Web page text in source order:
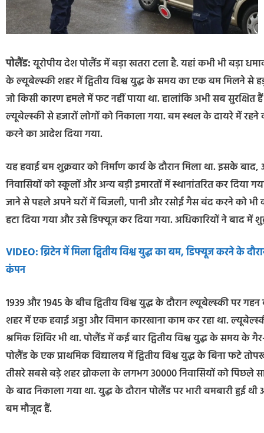
पोलैंड:यूरोपीय देश पोलैंड में बड़ा खतरा टला है. यहां कभी भी बड़ा
के ल्यूबेल्स्की शहर में द्वितीय विश्व युद्ध के समय का एक बम मिलने से
जो किसी कारण हमले में फट नहीं पाया था. हालांकि अभी सब
ल्यूबेल्स्की से हजारों लोगों को निकाला गया. बम स्थल के दायरे में
करने का आदेश दिया गया.
यह हवाई बम शुक्रवार को निर्माण कार्य के दौरान मिला था. इसके
निवासियों को स्कूलों और अन्य बड़ी इमारतों में स्थानांतरित कर दिया
जाने से पहले अपने घरों में बिजली, पानी और रसोई गैस बंद करने को
हटा दिया गया और उसे डिफ्यूज कर दिया गया. अधिकारियों ने बाद में
VIDEO: ब्रिटेन में मिला द्वितीय विश्व युद्ध का बम, डिफ्यूज करने
कंपन
1939 और 1945 के बीच द्वितीय विश्व युद्ध के दौरान ल्यूबेल्स्की पर
शहर में एक हवाई अड्डा और विमान कारखाना काम कर रहा था.
श्रमिक शिविर भी था. पोलैंड में कई बार द्वितीय विश्व युद्ध के समय के
पोलैंड के एक प्राथमिक विद्यालय में द्वितीय विश्व युद्ध के बिना फटे
तीसरे सबसे बड़े शहर व्रोकला के लगभग 30000 निवासियों को पिछले
के बाद निकाला गया था. युद्ध के दौरान पोलैंड पर भारी बमबारी हुई
बम मौजूद हैं.